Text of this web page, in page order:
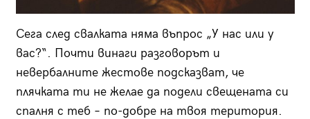
Сега след свалката няма въпрос „У нас или у
вас?“. Почти винаги разговорът и
невербалните жестове подсказват, че
плячката ти не желае да подели свещената си
спалня с теб – по-добре на твоя територия.